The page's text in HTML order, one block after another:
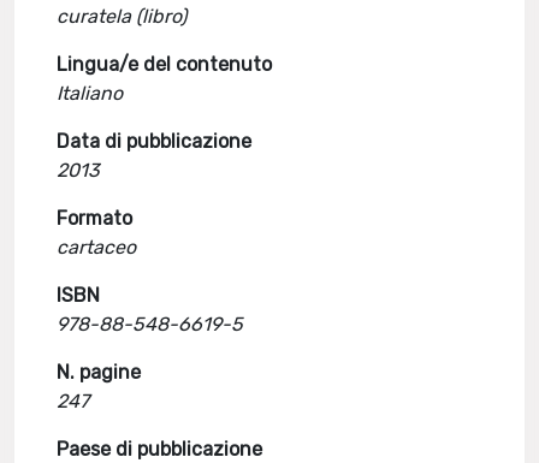
curatela (libro)
Lingua/e del contenuto
Italiano
Data di pubblicazione
2013
Formato
cartaceo
ISBN
978-88-548-6619-5
N. pagine
247
Paese di pubblicazione